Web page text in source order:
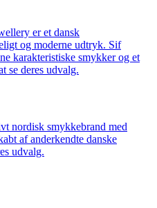
er et dansk
og moderne udtryk. Sif
karakteristiske smykker og et
se deres udvalg.
nordisk smykkebrand med
af anderkendte danske
udvalg.